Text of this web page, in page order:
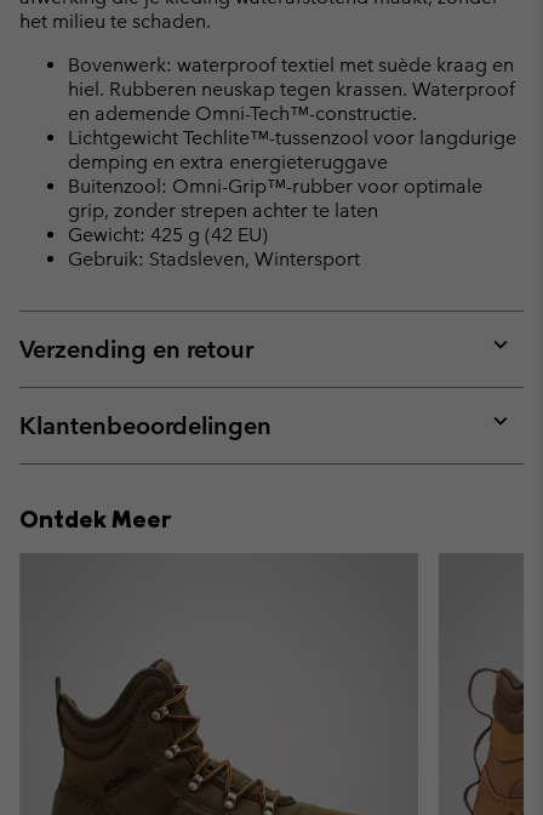
het milieu te schaden.
Bovenwerk: waterproof textiel met suède kraag en
hiel. Rubberen neuskap tegen krassen. Waterproof
en ademende Omni-Tech™-constructie.
Lichtgewicht Techlite™-tussenzool voor langdurige
demping en extra energieteruggave
Buitenzool: Omni-Grip™-rubber voor optimale
grip, zonder strepen achter te laten
Gewicht: 425 g (42 EU)
Gebruik: Stadsleven, Wintersport
Verzending en retour
or
Klantenbeoordelingen
or
Ontdek Meer